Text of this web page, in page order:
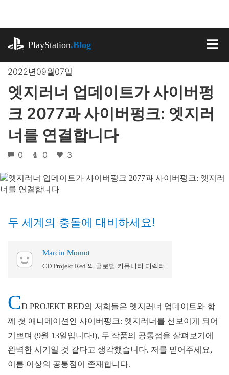
로
뛰
PlayStation.Blog
2022년09월07일
엣지러너 업데이트가 사이버펑
크 2077과 사이버펑크: 엣지러
너를 연결합니다
0 0 3
두 세계의 충돌에 대비하세요!
Marcin Momot
CD Projekt Red 의 글로벌 커뮤니티 디렉터
CD PROJEKT RED의 저희들은 엣지러너 업데이트와 함
께 첫 애니메이션인 사이버펑크: 엣지러너를 선보이게 되어
기쁘며 (9월 13일입니다!), 두 작품의 공통점을 살펴보기에
완벽한 시기일 것 같다고 생각했습니다. 저를 믿어주세요,
이름 이상의 공통점이 존재합니다.